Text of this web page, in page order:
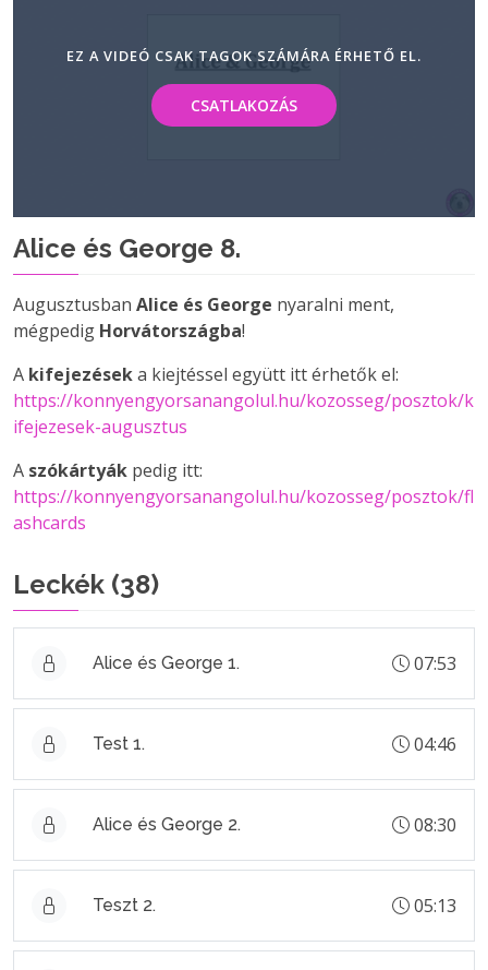
EZ A VIDEÓ CSAK TAGOK SZÁMÁRA ÉRHETŐ EL.
CSATLAKOZÁS
Alice és George 8.
Augusztusban Alice és George nyaralni ment,
mégpedig Horvátországba!
A kifejezéseka kiejtéssel együtt itt érhetők el:
https://konnyengyorsanangolul.hu/kozosseg/posztok/k
ifejezesek-augusztus
A szókártyák pedig itt:
https://konnyengyorsanangolul.hu/kozosseg/posztok/fl
ashcards
Leckék (38)
Alice és George 1. 07:53
Test 1. 04:46
Alice és George 2. 08:30
Teszt 2. 05:13